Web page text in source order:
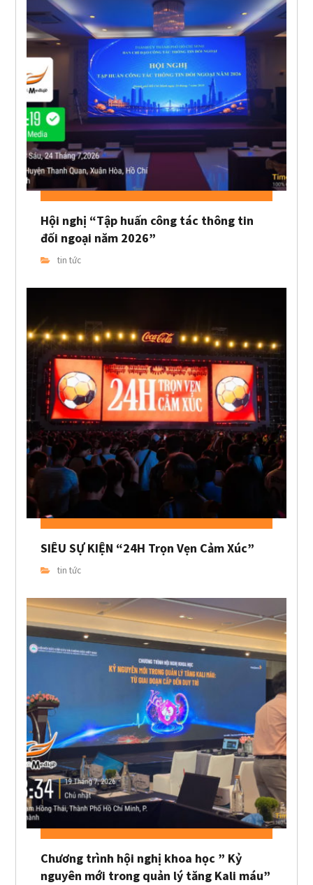
Hội nghị “Tập huấn công tác thông tin
đối ngoại năm 2026”
tin tức
SIÊU SỰ KIỆN “24H Trọn Vẹn Cảm Xúc”
tin tức
Chương trình hội nghị khoa học ” Kỷ
nguyên mới trong quản lý tăng Kali máu”